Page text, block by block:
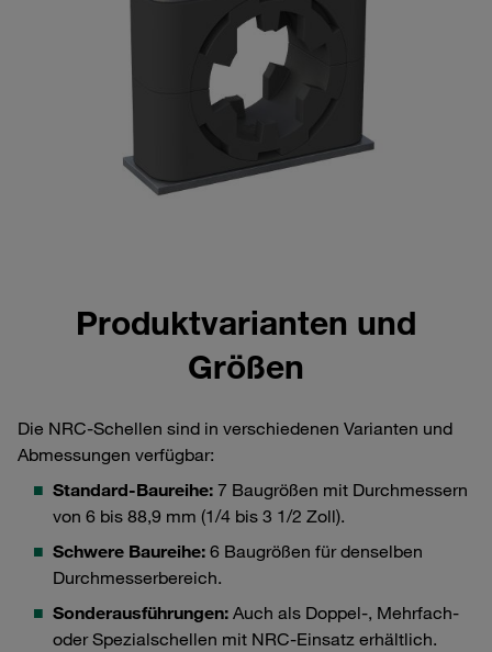
Produktvarianten und
Größen
Die NRC-Schellen sind in verschiedenen Varianten und
Abmessungen verfügbar:
Standard-Baureihe: 7 Baugrößen mit Durchmessern
von 6 bis 88,9 mm (1/4 bis 3 1/2 Zoll).
Schwere Baureihe: 6 Baugrößen für denselben
Durchmesserbereich.
Sonderausführungen: Auch als Doppel-, Mehrfach-
oder Spezialschellen mit NRC-Einsatz erhältlich.